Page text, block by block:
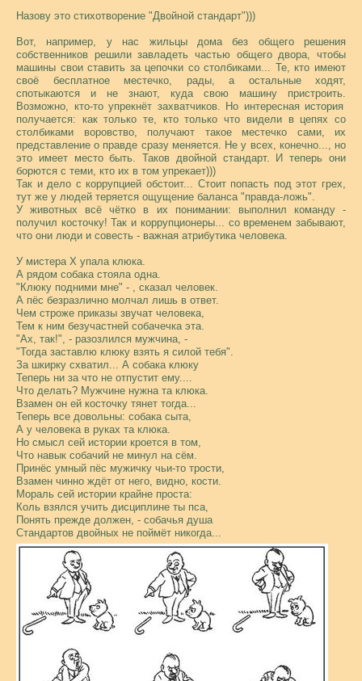
Назову это стихотворение "Двойной стандарт")))
Вот, например, у нас жильцы дома без общего решения
собственников решили завладеть частью общего двора, чтобы
машины свои ставить за цепочки со столбиками... Те, кто имеют
своё бесплатное местечко, рады, а остальные ходят,
спотыкаются и не знают, куда свою машину пристроить.
Возможно, кто-то упрекнёт захватчиков. Но интересная история
получается: как только те, кто только что видели в цепях со
столбиками воровство, получают такое местечко сами, их
представление о правде сразу меняется. Не у всех, конечно..., но
это имеет место быть. Таков двойной стандарт. И теперь они
борются с теми, кто их в том упрекает)))
Так и дело с коррупцией обстоит... Стоит попасть под этот грех,
тут же у людей теряется ощущение баланса "правда-ложь".
У животных всё чётко в их понимании: выполнил команду -
получил косточку! Так и коррупционеры... со временем забывают,
что они люди и совесть - важная атрибутика человека.
У мистера Х упала клюка.
А рядом собака стояла одна.
"Клюку подними мне" - , сказал человек.
А пёс безразлично молчал лишь в ответ.
Чем строже приказы звучат человека,
Тем к ним безучастней собачечка эта.
"Ах, так!", - разозлился мужчина, -
"Тогда заставлю клюку взять я силой тебя".
За шкирку схватил... А собака клюку
Теперь ни за что не отпустит ему....
Что делать? Мужчине нужна та клюка.
Взамен он ей косточку тянет тогда...
Теперь все довольны: собака сыта,
А у человека в руках та клюка.
Но смысл сей истории кроется в том,
Что навык собачий не минул на сём.
Принёс умный пёс мужичку чьи-то трости,
Взамен чинно ждёт от него, видно, кости.
Мораль сей истории крайне проста:
Коль взялся учить дисциплине ты пса,
Понять прежде должен, - собачья душа
Стандартов двойных не поймёт никогда...